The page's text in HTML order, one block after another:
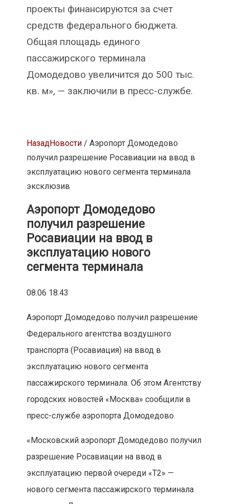
проекты финансируются за счет
средств федерального бюджета.
Общая площадь единого
пассажирского терминала
Домодедово увеличится до 500 тыс.
кв. м», — заключили в пресс-службе.
НазадНовости/ Аэропорт Домодедово
получил разрешение Росавиации на ввод в
эксплуатацию нового сегмента терминала
эксклюзив
Аэропорт Домодедово
получил разрешение
Росавиации на ввод в
эксплуатацию нового
сегмента терминала
08.06 18:43
Аэропорт Домодедово получил разрешение
Федерального агентства воздушного
транспорта (Росавиация) на ввод в
эксплуатацию нового сегмента
пассажирского терминала. Об этом Агентству
городских новостей «Москва» сообщили в
пресс-службе аэропорта Домодедово.
«Московский аэропорт Домодедово получил
разрешение Росавиации на ввод в
эксплуатацию первой очереди «T2» —
нового сегмента пассажирского терминала